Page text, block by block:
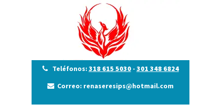
Teléfonos: 318 615 5030- 301 348 6824
Correo: renaseresips@hotmail.com